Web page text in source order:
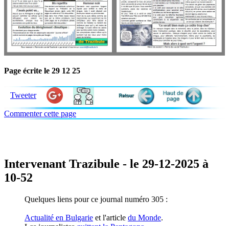
Page écrite le 29 12 25
Tweeter
Commenter cette page
Intervenant Trazibule - le 29-12-2025 à
10-52
Quelques liens pour ce journal numéro 305 :
Actualité en Bulgarie et l'article du Monde.